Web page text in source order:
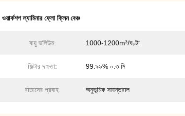
ওয়ার্কশপ ল্যামিনার ফ্লো ক্লিন বেঞ্চ
বায়ু ভলিউম: 1000-1200m³/ঘণ্টা
ফিল্টার দক্ষতা: 99.৯৯% ০.৩ মি
বাতাসের প্রবাহ: অনুভূমিক সমান্তরাল